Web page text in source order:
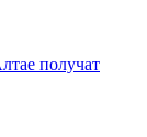
получат